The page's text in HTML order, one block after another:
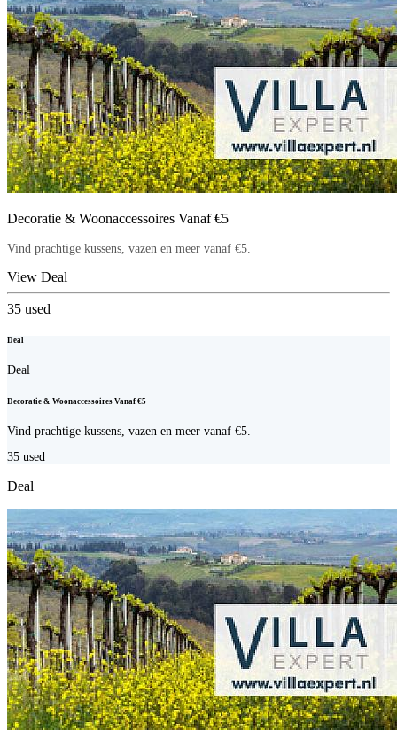
Decoratie & Woonaccessoires Vanaf €5
Vind prachtige kussens, vazen en meer vanaf €5.
View Deal
35 used
Deal
Deal
Decoratie & Woonaccessoires Vanaf €5
Vind prachtige kussens, vazen en meer vanaf €5.
35 used
Deal